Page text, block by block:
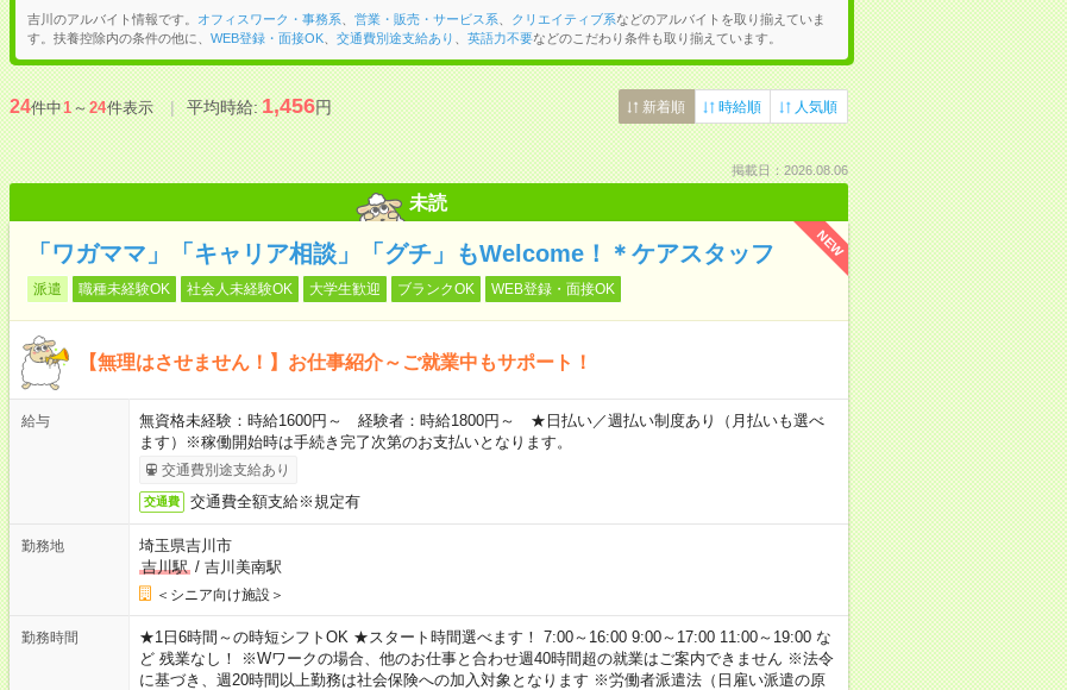
吉川のアルバイト情報です。 オフィスワーク・事務系 営業・販売・サービス系 クリエイティブ系などのアルバイトを取り揃えていま
す。扶養控除内の条件の他に、 WEB登録・面接OK、 交通費別途支給あり 英語力不要などのこだわり条件も取り揃えています。
24件中1～24件表示 平均時給:1,456円 新着順 時給順 人気順
掲載日：2026.08.06
未読
NEW
「ワガママ」「キャリア相談」「グチ」もWelcome！＊ケアスタッフ
派遣 職種未経験OK 社会人未経験OK 大学生歓迎 ブランクOK WEB登録・面接OK
【無理はさせません！】お仕事紹介～ご就業中もサポート！
給与
無資格未経験：時給1600円～ 経験者：時給1800円～ ★日払い／週払い制度あり（月払いも選べ
ます）※稼働開始時は手続き完了次第のお支払いとなります。
交通費別途支給あり
交通費 交通費全額支給※規定有
勤務地
埼玉県吉川市
吉川駅/ 吉川美南駅
＜シニア向け施設＞
勤務時間
★1日6時間～の時短シフトOK ★スタート時間選べます！ 7:00～16:00 9:00～17:00 11:00～19:00 な
ど 残業なし！ ※Wワークの場合、他のお仕事と合わせ週40時間超の就業はご案内できません ※法令
に基づき、週20時間以上勤務は社会保険への加入対象となります ※労働者派遣法（日雇い派遣の原